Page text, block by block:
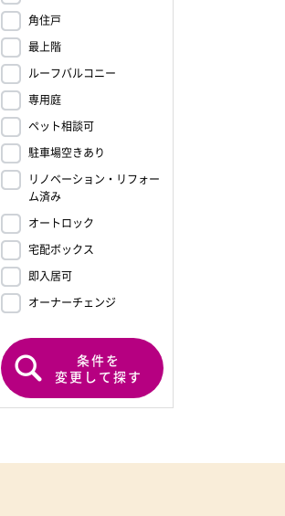
角住戸
最上階
ルーフバルコニー
専用庭
ペット相談可
駐車場空きあり
リノベーション・リフォー
ム済み
オートロック
宅配ボックス
即入居可
オーナーチェンジ
条件を
変更して探す